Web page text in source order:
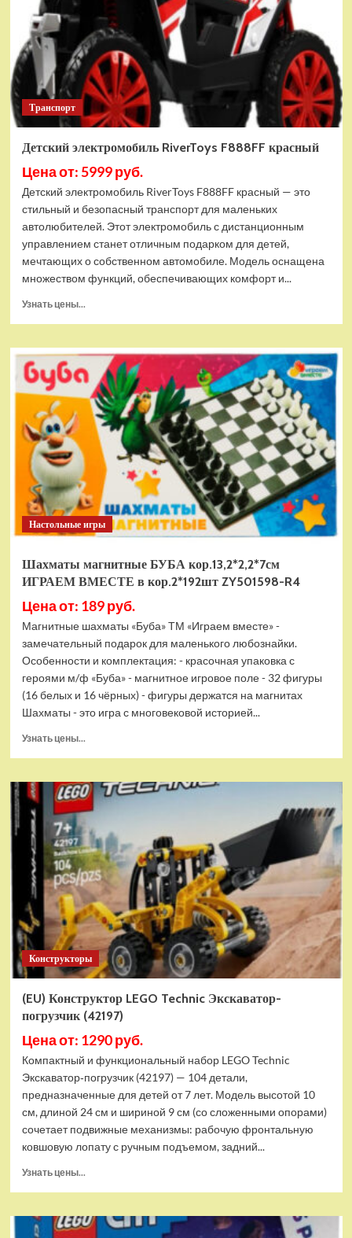
Транспорт
Детский электромобиль RiverToys F888FF красный
Цена от: 5999 руб.
Детский электромобиль RiverToys F888FF красный — это
стильный и безопасный транспорт для маленьких
автолюбителей. Этот электромобиль с дистанционным
управлением станет отличным подарком для детей,
мечтающих о собственном автомобиле. Модель оснащена
множеством функций, обеспечивающих комфорт и...
Узнать цены...
Детский
электромобиль
RiverToys
F888FF
красный
Настольные игры
Шахматы магнитные БУБА кор.13,2*2,2*7см
ИГРАЕМ ВМЕСТЕ в кор.2*192шт ZY501598-R4
Цена от: 189 руб.
Магнитные шахматы «Буба» ТМ «Играем вместе» -
замечательный подарок для маленького любознайки.
Особенности и комплектация: - красочная упаковка с
героями м/ф «Буба» - магнитное игровое поле - 32 фигуры
(16 белых и 16 чёрных) - фигуры держатся на магнитах
Шахматы - это игра с многовековой историей...
Узнать цены...
Шахматы
магнитные
БУБА
ИГРАЕМ
ВМЕСТЕ
в
кор.2*192шт
ZY501598-
R4
Конструкторы
(EU) Конструктор LEGO Technic Экскаватор-
погрузчик (42197)
Цена от: 1290 руб.
Компактный и функциональный набор LEGO Technic
Экскаватор‑погрузчик (42197) — 104 детали,
предназначенные для детей от 7 лет. Модель высотой 10
см, длиной 24 см и шириной 9 см (со сложенными опорами)
сочетает подвижные механизмы: рабочую фронтальную
ковшовую лопату с ручным подъемом, задний...
Узнать цены...
(EU)
Конструктор